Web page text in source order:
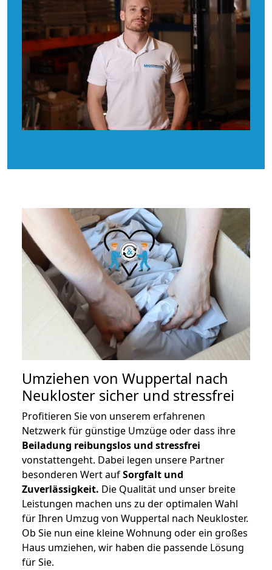
Umziehen von Wuppertal nach
Neukloster sicher und stressfrei
Profitieren Sie von unserem erfahrenen
Netzwerk für günstige Umzüge oder dass ihre
Beiladung reibungslos und stressfrei
vonstattengeht. Dabei legen unsere Partner
besonderen Wert aufSorgfalt und
Zuverlässigkeit. Die Qualität und unser breite
Leistungen machen uns zu der optimalen Wahl
für Ihren Umzug von Wuppertal nach Neukloster.
Ob Sie nun eine kleine Wohnung oder ein großes
Haus umziehen, wir haben die passende Lösung
für Sie.